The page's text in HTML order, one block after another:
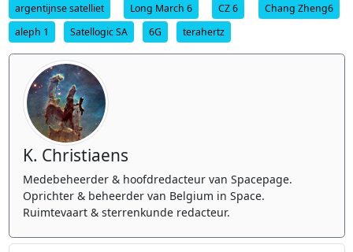
argentijnse satelliet
Long March 6 CZ 6
Chang Zheng6
aleph 1
Satellogic SA 6G terahertz
K. Christiaens
Medebeheerder & hoofdredacteur van Spacepage.
Oprichter & beheerder van Belgium in Space.
Ruimtevaart & sterrenkunde redacteur.